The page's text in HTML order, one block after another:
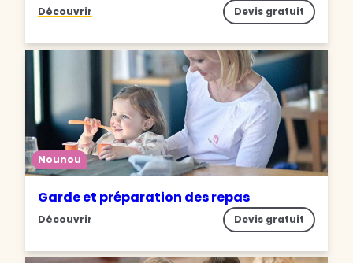
Découvrir Devis gratuit
Nounou
Garde et préparation des repas
Découvrir Devis gratuit